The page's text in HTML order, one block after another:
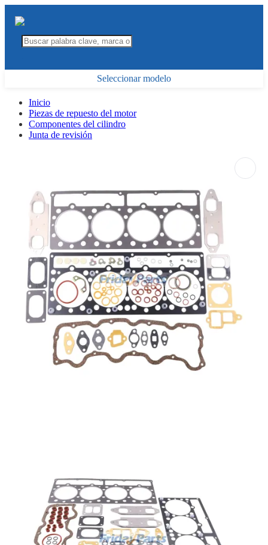
Seleccionar modelo
Inicio
Piezas de repuesto del motor
Componentes del cilindro
Junta de revisión